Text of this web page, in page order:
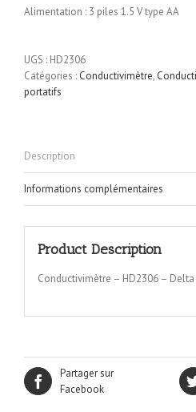
Alimentation : 3 piles 1.5 V type AA
UGS : HD2306
Catégories : Conductivimètre,
portatifs
Description
Informations complémentaires
Product Description
Conductivimètre – HD2306 – Delta
Partager sur
Facebook